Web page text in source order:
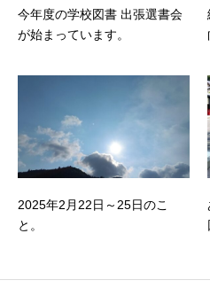
今年度の学校図書 出張選書会
が始まっています。
2025年2月22日～25日のこ
と。